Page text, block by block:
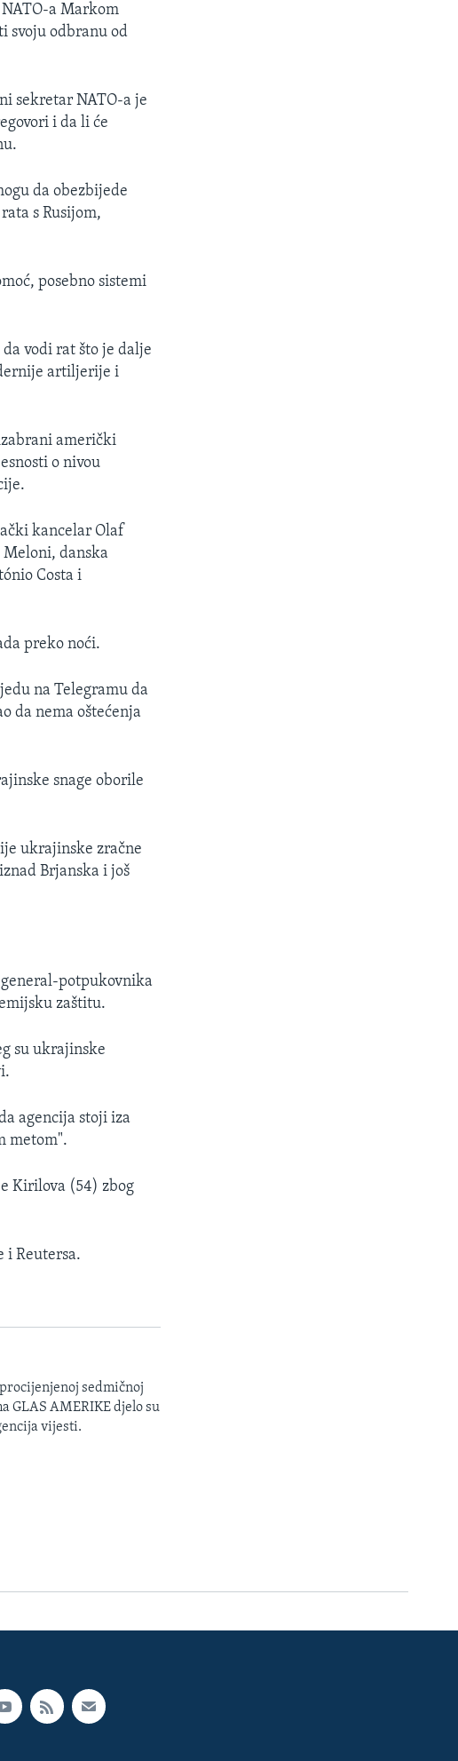
NATO-a Markom
svoju odbranu od
sekretar NATO-a je
i da li će
da obezbijede
s Rusijom,
posebno sistemi
vodi rat što je dalje
artiljerije i
američki
o nivou
kancelar Olaf
danska
Costa i
preko noći.
na Telegramu da
da nema oštećenja
snage oborile
ukrajinske zračne
Brjanska i još
general-potpukovnika
zaštitu.
su ukrajinske
agencija stoji iza
metom".
Kirilova (54) zbog
i Reutersa.
sedmičnoj
GLAS AMERIKE djelo su
vijesti.